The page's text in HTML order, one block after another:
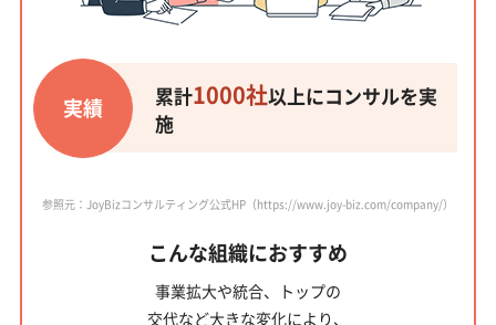
実績 累計1000社以上にコンサルを実
施
参照元：JoyBizコンサルティング公式HP（https://www.joy-biz.com/company/）
こんな組織におすすめ
事業拡大や統合、トップの
交代など大きな変化により、